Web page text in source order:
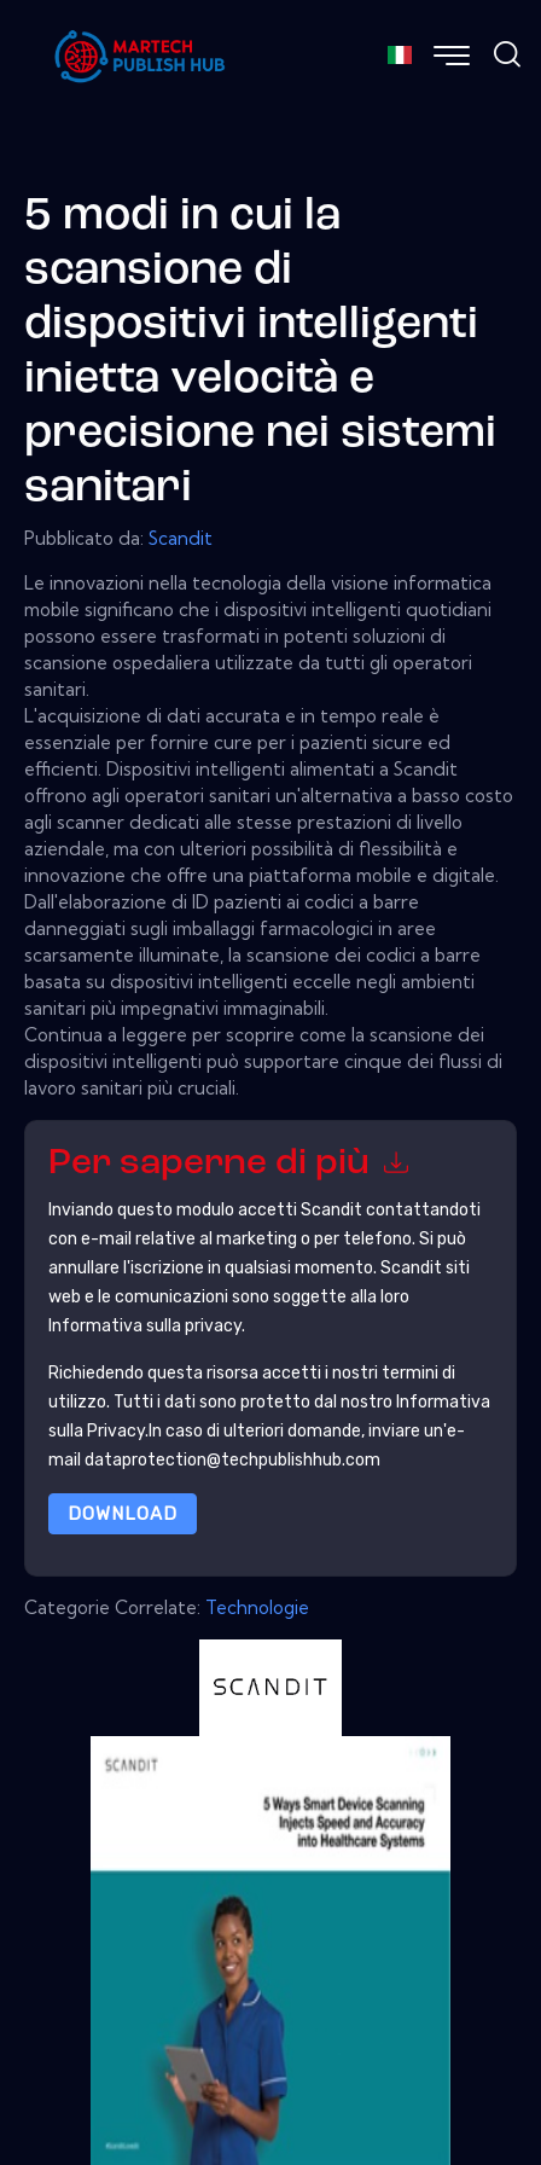
5 modi in cui la
scansione di
dispositivi intelligenti
inietta velocità e
precisione nei sistemi
sanitari
Pubblicato da: Scandit
Le innovazioni nella tecnologia della visione informatica
mobile significano che i dispositivi intelligenti quotidiani
possono essere trasformati in potenti soluzioni di
scansione ospedaliera utilizzate da tutti gli operatori
sanitari.
L'acquisizione di dati accurata e in tempo reale è
essenziale per fornire cure per i pazienti sicure ed
efficienti. Dispositivi intelligenti alimentati a Scandit
offrono agli operatori sanitari un'alternativa a basso costo
agli scanner dedicati alle stesse prestazioni di livello
aziendale, ma con ulteriori possibilità di flessibilità e
innovazione che offre una piattaforma mobile e digitale.
Dall'elaborazione di ID pazienti ai codici a barre
danneggiati sugli imballaggi farmacologici in aree
scarsamente illuminate, la scansione dei codici a barre
basata su dispositivi intelligenti eccelle negli ambienti
sanitari più impegnativi immaginabili.
Continua a leggere per scoprire come la scansione dei
dispositivi intelligenti può supportare cinque dei flussi di
lavoro sanitari più cruciali.
Per saperne di più
Inviando questo modulo accetti Scandit contattandoti
con e-mail relative al marketing o per telefono. Si può
annullare l'iscrizione in qualsiasi momento. Scandit siti
web e le comunicazioni sono soggette alla loro
Informativa sulla privacy.
Richiedendo questa risorsa accetti i nostri termini di
utilizzo. Tutti i dati sono protetto dal nostro Informativa
sulla Privacy.In caso di ulteriori domande, inviare un'e-
mail dataprotection@techpublishhub.com
DOWNLOAD
Categorie Correlate: Technologie